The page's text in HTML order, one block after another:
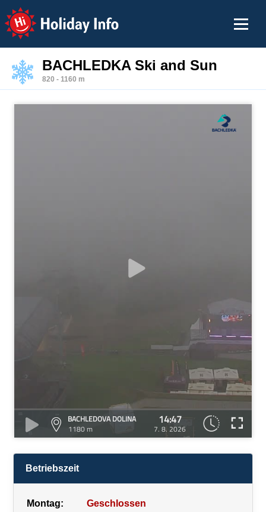
Holiday Info
BACHLEDKA Ski and Sun
820 - 1160 m
BACHLEDOVA DOLINA
1180 m
14:47
7. 8. 2026
Betriebszeit
Montag:
Geschlossen